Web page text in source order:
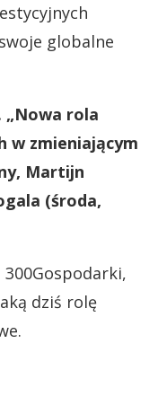
globalne
„Nowa rola
w zmieniającym
Martijn
(środa,
dziś rolę